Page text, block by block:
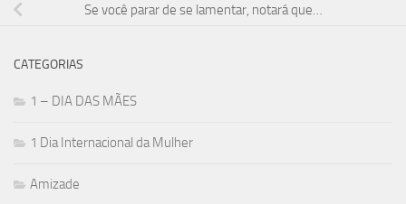
Se você parar de se lamentar, notará que…
CATEGORIAS
1 – DIA DAS MÃES
1 Dia Internacional da Mulher
Amizade